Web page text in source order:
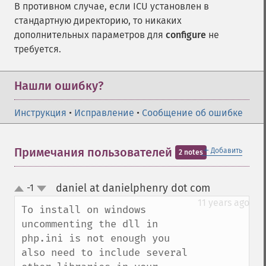
В противном случае, если ICU установлен в
стандартную директорию, то никаких
дополнительных параметров для configure не
требуется.
Нашли ошибку?
Инструкция • Исправление • Сообщение об ошибке
＋ Добавить
Примечания пользователей 2 notes
up
down
-1 daniel at danielphenry dot com
11 years ago
To install on windows
uncommenting the dll in
php.ini is not enough you
also need to include several